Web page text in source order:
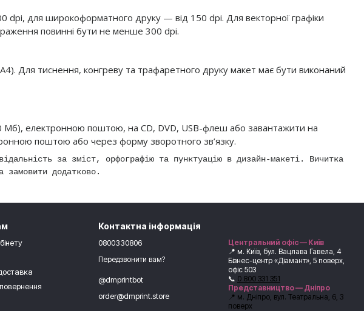
dpi, для широкоформатного друку — від 150 dpi. Для векторної графіки
повинні бути не менше 300 dpi.
Для тиснення, конгреву та трафаретного друку макет має бути виконаний
електронною поштою, на CD, DVD, USB-флеш або завантажити на
поштою або через форму зворотного зв’язку.
за зміст, орфографію та пунктуацію в дизайн-макеті. Вичитка
замовити додатково.
Контактна інформація
0800330806
Передзвонити вам?
@dmprintbot
order@dmprint.store
Центральний офіс — Київ
📍 м. Київ, бул. Вацлава Гавела, 4
Бізнес-центр «Діамант», 5 поверх,
офіс 503
📞 0 800 331 351
Представництво — Дніпро
📍 м. Дніпро, вул. Театральна, 6, 3
поверх